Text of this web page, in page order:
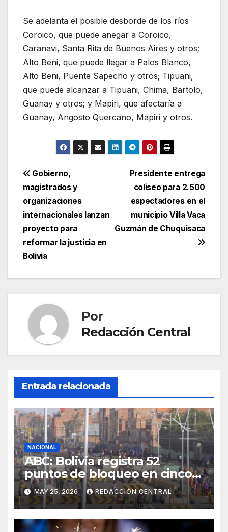
Se adelanta el posible desborde de los ríos
Coroico, que puede anegar a Coroico,
Caranavi, Santa Rita de Buenos Aires y otros;
Alto Beni, que puede llegar a Palos Blanco,
Alto Beni, Puente Sapecho y otros; Tipuani,
que puede alcanzar a Tipuani, Chima, Bartolo,
Guanay y otros; y Mapiri, que afectaría a
Guanay, Angosto Quercano, Mapiri y otros.
Navegación
de
entradas
Presidente entrega
coliseo para 2.500
espectadores en el
municipio Villa Vaca
Guzmán de Chuquisaca
Gobierno,
magistrados y
organizaciones
internacionales lanzan
proyecto para
reformar la justicia en
Bolivia
Por
Redacción Central
Entrada relacionada
NACIONAL
ABC: Bolivia registra 52
puntos de bloqueo en cinco
departamentos
MAY 25, 2026 REDACCIÓN CENTRAL